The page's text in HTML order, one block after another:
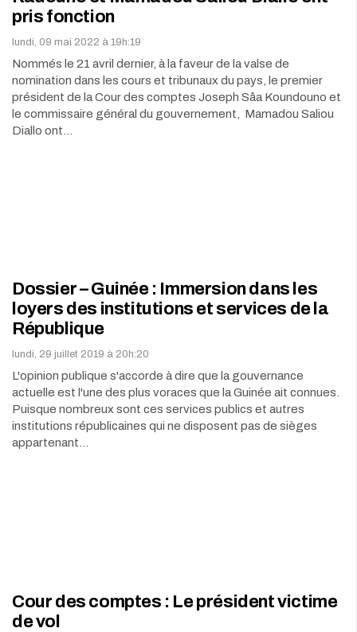
pris fonction
lundi, 09 mai 2022 à 19h:19
Nommés le 21 avril dernier, à la faveur de la valse de
nomination dans les cours et tribunaux du pays, le premier
président de la Cour des comptes Joseph Sâa Koundouno et
le commissaire général du gouvernement, Mamadou Saliou
Diallo ont…
Dossier – Guinée : Immersion dans les
loyers des institutions et services de la
République
lundi, 29 juillet 2019 à 20h:20
L'opinion publique s'accorde à dire que la gouvernance
actuelle est l'une des plus voraces que la Guinée ait connues.
Puisque nombreux sont ces services publics et autres
institutions républicaines qui ne disposent pas de sièges
appartenant…
Cour des comptes : Le président victime
de vol